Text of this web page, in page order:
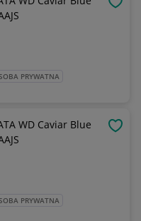
PRYWATNA
WD Caviar Blue
PRYWATNA